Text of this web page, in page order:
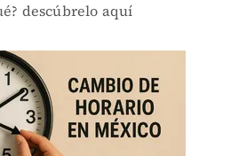
descúbrelo aquí